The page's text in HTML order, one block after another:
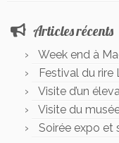
Articles récents
Week end à
Festival du rire
Visite d’un
Visite du
Soirée expo et